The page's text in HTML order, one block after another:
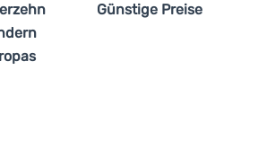
Günstige Preise